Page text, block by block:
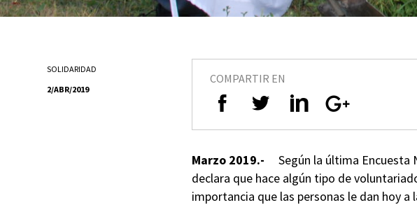
SOLIDARIDAD
2/ABR/2019
COMPARTIR EN
Marzo 2019.- Según la última Encuesta
declara que hace algún tipo de
importancia que las personas le dan hoy